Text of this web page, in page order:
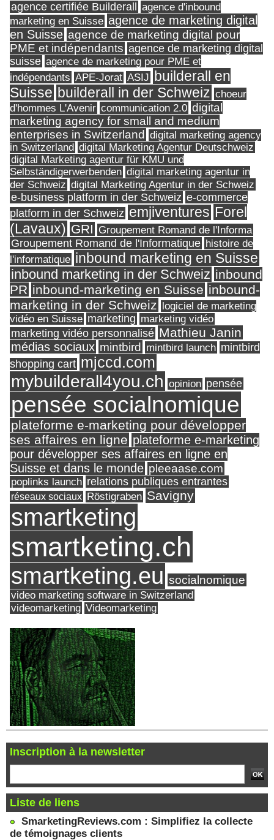
agence certifiée Builderall
agence d'inbound
marketing en Suisse agence de marketing digital
en Suisse agence de marketing digital pour
PME et indépendants agence de marketing digital
suisse agence de marketing pour PME et
indépendants APE-Jorat ASIJ builderall en
Suisse builderall in der Schweiz choeur
d'hommes L'Avenir communication 2.0 digital
marketing agency for small and medium
enterprises in Switzerland digital marketing agency
in Switzerland digital Marketing Agentur Deutschweiz
digital Marketing agentur für KMU und
Selbständigerwerbenden digital marketing agentur in
der Schweiz digital Marketing Agentur in der Schweiz
e-business platform in der Schweiz e-commerce
platform in der Schweiz emjiventures Forel
(Lavaux) GRI Groupement Romand de l'Informa
Groupement Romand de l'Informatique histoire de
l'informatique inbound marketing en Suisse
inbound marketing in der Schweiz inbound
PR inbound-marketing en Suisse inbound-
marketing in der Schweiz logiciel de marketing
vidéo en Suisse marketing marketing vidéo
marketing vidéo personnalisé Mathieu Janin
médias sociaux mintbird mintbird launch mintbird
shopping cart mjccd.com
mybuilderall4you.ch opinion pensée
pensée socialnomique
plateforme e-marketing pour développer
ses affaires en ligne plateforme e-marketing
pour développer ses affaires en ligne en
Suisse et dans le monde pleeaase.com
poplinks launch relations publiques entrantes
réseaux sociaux Röstigraben Savigny
smartketing
smartketing.ch
smartketing.eu socialnomique
video marketing software in Switzerland
videomarketing Videomarketing
Inscription à la newsletter
Liste de liens
SmarketingReviews.com : Simplifiez la collecte
de témoignages clients